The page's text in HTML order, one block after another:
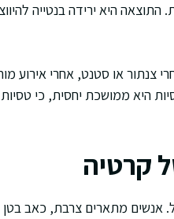
היא ירידה בנטייה
צנתור או סטנט, אחרי אירוע
היא ממושכת יחסית, כי
קרטיה
מתארים צרבת, כאב בטן